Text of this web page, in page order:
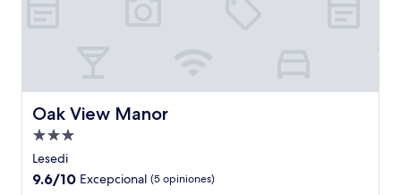
Oak View Manor
Oak View Manor
Propiedad
de
3.0
Lesedi
9.6
9.6/10 Excepcional (5 opiniones)